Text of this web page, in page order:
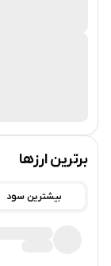
برترین ارزها
بیشترین سود